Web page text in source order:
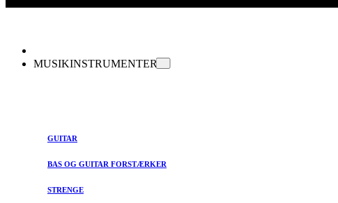
MUSIKINSTRUMENTER
GUITAR
BAS OG GUITAR FORSTÆRKER
STRENGE